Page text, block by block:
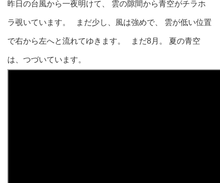
昨日の台風から一夜明けて、 雲の隙間から青空がチラホ
ラ覗いています。 まだ少し、風は強めで、 雲が低い位置
で右から左へと流れてゆきます。 まだ8月。 夏の青空
は、つづいています。